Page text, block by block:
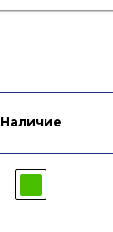
Наличие